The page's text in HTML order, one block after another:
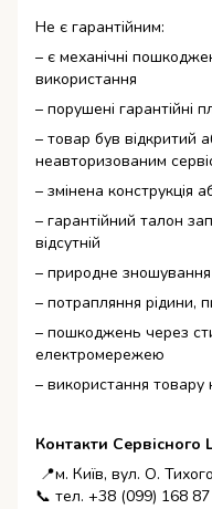
Не є гарантійним:
– є механічні
використання
– порушені гарантійні
– товар був відкритий
неавторизованим
– змінена конструкція
– гарантійний талон
відсутній
– природне зношування
– потрапляння рідини,
– пошкоджень через
електромережею
– використання
Контакти Сервісного
📍м. Київ, вул. О.
📞 тел. +38 (099) 168